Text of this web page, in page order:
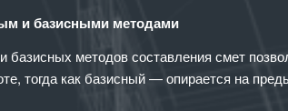
и базисными методами
базисных методов составления смет
тогда как базисный — опирается на